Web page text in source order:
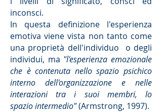
inconsci.
In questa definizione l'esperienza
emotiva viene vista non tanto come
una proprietà dell'individuo o degli
individui, ma "l'esperienza emozionale
che è contenuta nello spazio psichico
interno dell'organizzazione e nelle
interazioni tra i suoi membri, lo
spazio intermedio"(Armstrong, 1997).